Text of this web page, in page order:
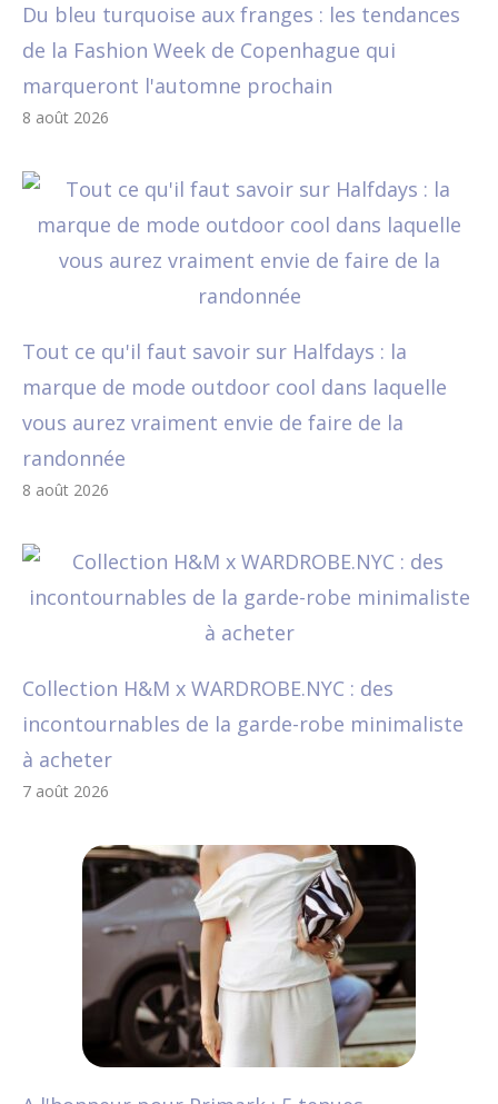
Du bleu turquoise aux franges : les tendances
de la Fashion Week de Copenhague qui
marqueront l'automne prochain
8 août 2026
Tout ce qu'il faut savoir sur Halfdays : la
marque de mode outdoor cool dans laquelle
vous aurez vraiment envie de faire de la
randonnée
8 août 2026
Collection H&M x WARDROBE.NYC : des
incontournables de la garde-robe minimaliste
à acheter
7 août 2026